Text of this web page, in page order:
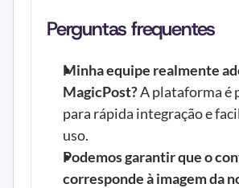
Perguntas frequentes
Minha equipe realmente
MagicPost? A plataforma é
para rápida integração e
uso.
Podemos garantir que o
corresponde à imagem da